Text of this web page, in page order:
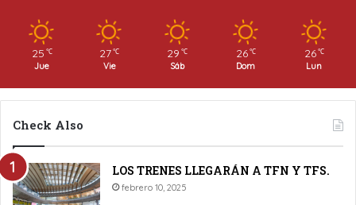
25 ℃
Jue
27 ℃
Vie
29 ℃
Sáb
26 ℃
Dom
26 ℃
Lun
Check Also
LOS TRENES LLEGARÁN A TFN Y TFS.
febrero 10, 2025